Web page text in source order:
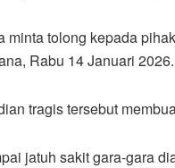
minta tolong kepada
Rabu 14 Januari 2026.
tragis tersebut
jatuh sakit gara-gara